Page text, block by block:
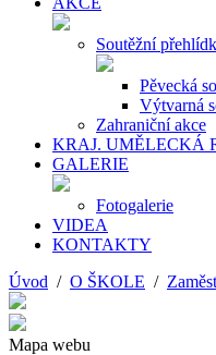
Soutěžní
Pěvecká
Výtvarná
Zahraniční akce
KRAJ. UMĚLECKÁ
GALERIE
Fotogalerie
VIDEA
KONTAKTY
Úvod / O ŠKOLE /
Mapa webu